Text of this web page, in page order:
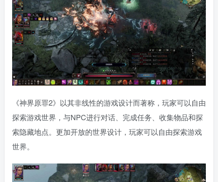
《神界原罪2》以其非线性的游戏设计而著称，玩家可以自由
探索游戏世界，与NPC进行对话、完成任务、收集物品和探
索隐藏地点。更加开放的世界设计，玩家可以自由探索游戏
世界。